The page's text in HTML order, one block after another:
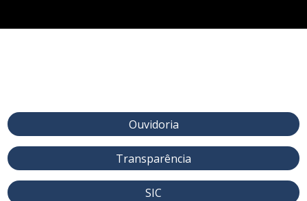
Ouvidoria
Transparência
SIC